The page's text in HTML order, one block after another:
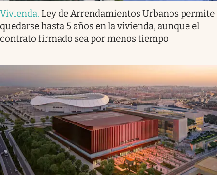
Vivienda. Ley de Arrendamientos Urbanos permite
quedarse hasta 5 años en la vivienda, aunque el
contrato firmado sea por menos tiempo